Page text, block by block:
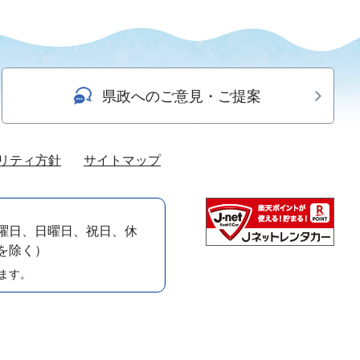
県政へのご意見・ご提案
ティ方針 サイトマップ
日、日曜日、祝日、休
除く）
す。